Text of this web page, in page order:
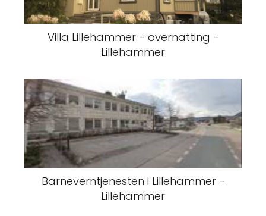
Villa Lillehammer - overnatting -
Lillehammer
Barneverntjenesten i Lillehammer -
Lillehammer